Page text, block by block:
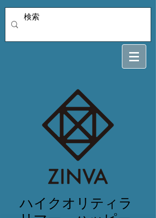
ハイクオリティラ